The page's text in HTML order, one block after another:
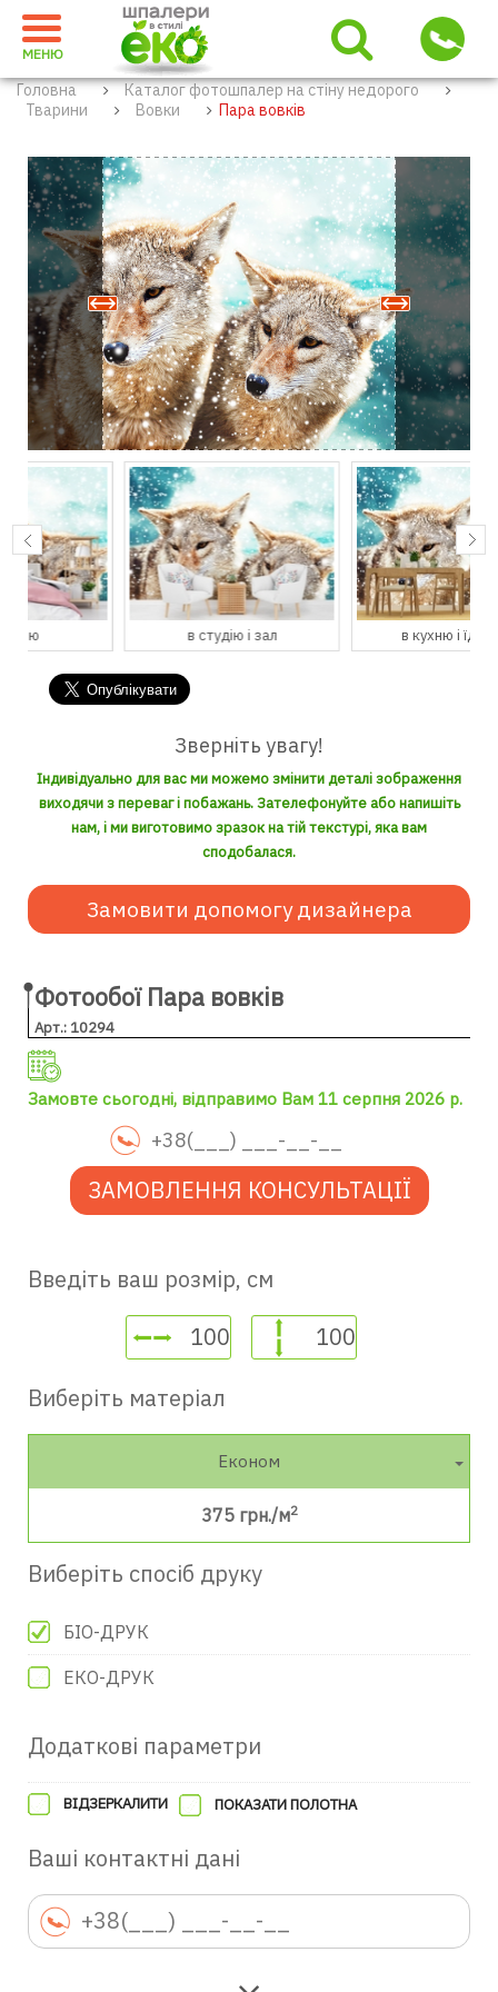
МЕНЮ
Головна
Каталог фотошпалер на стіну недорого
Тварини
Вовки Пара вовків
в кухню і їдальню
Зверніть увагу!
Індивідуально для вас ми можемо змінити деталі зображення
виходячи з переваг і побажань. Зателефонуйте або напишіть
нам, і ми виготовимо зразок на тій текстурі, яка вам
сподобалася.
Замовити допомогу дизайнера
Фотообої Пара вовків
Арт.: 10294
Замовте сьогодні, відправимо Вам 11 серпня 2026 р.
ЗАМОВЛЕННЯ КОНСУЛЬТАЦІЇ
Введіть ваш розмір, см
Виберіть матеріал
Економ
375 грн./м2
Виберіть спосіб друку
БІО-ДРУК
ЕКО-ДРУК
Додаткові параметри
ВІДЗЕРКАЛИТИ ПОКАЗАТИ ПОЛОТНА
Ваші контактні дані